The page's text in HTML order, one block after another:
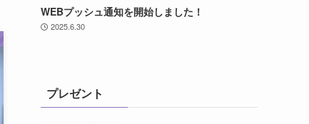
WEBプッシュ通知を開始しました！
2025.6.30
プレゼント